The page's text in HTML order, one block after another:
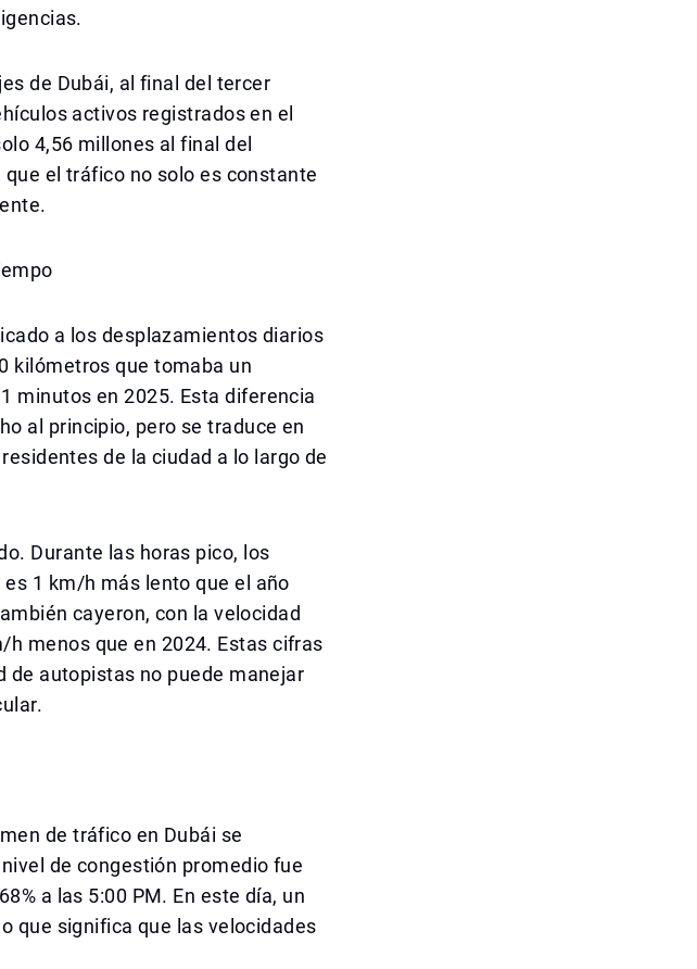
de Dubái, al final del tercer
activos registrados en el
4,56 millones al final del
el tráfico no solo es constante
a los desplazamientos diarios
kilómetros que tomaba un
minutos en 2025. Esta diferencia
al principio, pero se traduce en
de la ciudad a lo largo de
Durante las horas pico, los
1 km/h más lento que el año
cayeron, con la velocidad
menos que en 2024. Estas cifras
de autopistas no puede manejar
de tráfico en Dubái se
de congestión promedio fue
a las 5:00 PM. En este día, un
que significa que las velocidades